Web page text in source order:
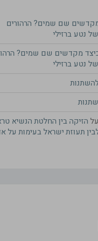
שם שמים? הרהורים
נטע ברזילי
מקדשים שם שמים?
נטע ברזילי
הזיקה בין החלטת הנשיא
תעוזת ישראל בעימות על